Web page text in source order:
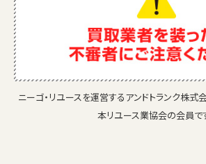
ニーゴ・リユースを運営するアンドトランク株式
本リユース業協会の会員で